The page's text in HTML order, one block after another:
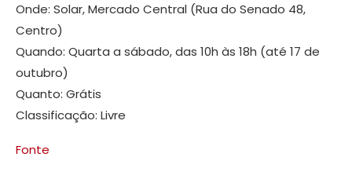
Onde: Solar, Mercado Central (Rua do Senado 48,
Centro)
Quando: Quarta a sábado, das 10h às 18h (até 17 de
outubro)
Quanto: Grátis
Classificação: Livre
Fonte